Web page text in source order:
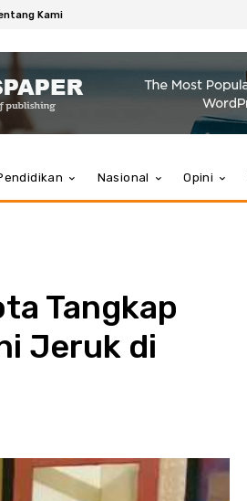
Kami
Nasional Opini
Tangkap
Jeruk di